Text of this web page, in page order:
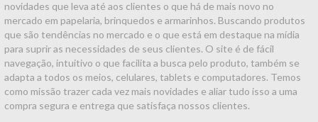
novidades que leva até aos clientes o que há de mais novo no
mercado em papelaria, brinquedos e armarinhos. Buscando produtos
que são tendências no mercado e o que está em destaque na mídia
para suprir as necessidades de seus clientes. O site é de fácil
navegação, intuitivo o que facilita a busca pelo produto, também se
adapta a todos os meios, celulares, tablets e computadores. Temos
como missão trazer cada vez mais novidades e aliar tudo isso a uma
compra segura e entrega que satisfaça nossos clientes.